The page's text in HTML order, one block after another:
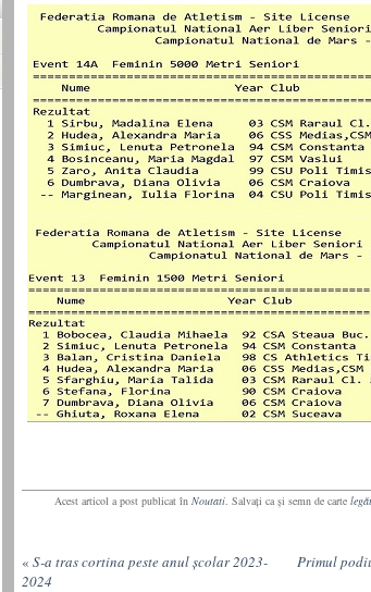
Acest articol a post publicat în Noutati. Salvaţi ca şi semn de carte
« S-a tras cortina peste anul școlar 2023-
2024
Primul